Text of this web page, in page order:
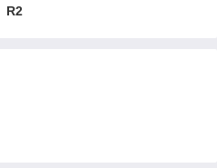
R2